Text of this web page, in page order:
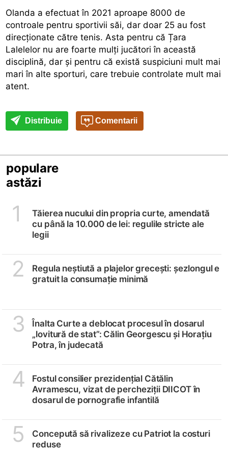
Olanda a efectuat în 2021 aproape 8000 de
controale pentru sportivii săi, dar doar 25 au fost
direcționate către tenis. Asta pentru că Țara
Lalelelor nu are foarte mulți jucători în această
disciplină, dar și pentru că există suspiciuni mult mai
mari în alte sporturi, care trebuie controlate mult mai
atent.
Distribuie Comentarii
populare
astăzi
1
Tăierea nucului din propria curte, amendată
cu până la 10.000 de lei: regulile stricte ale
legii
2
Regula neștiută a plajelor grecești: șezlongul e
gratuit la consumație minimă
3
Înalta Curte a deblocat procesul în dosarul
„lovitură de stat”: Călin Georgescu și Horațiu
Potra, în judecată
4
Fostul consilier prezidențial Cătălin
Avramescu, vizat de percheziții DIICOT în
dosarul de pornografie infantilă
5
Concepută să rivalizeze cu Patriot la costuri
reduse